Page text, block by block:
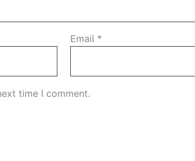
Email *
time I comment.